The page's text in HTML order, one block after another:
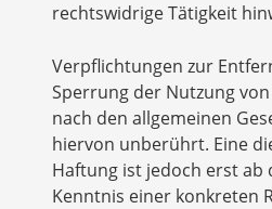
rechtswidrige Tätigkeit
Verpflichtungen zur
Sperrung der Nutzung
nach den allgemeinen
hiervon unberührt. Eine
Haftung ist jedoch erst ab
Kenntnis einer konkreten